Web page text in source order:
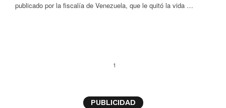
publicado por la fiscalía de Venezuela, que le quitó la vida …
1
PUBLICIDAD